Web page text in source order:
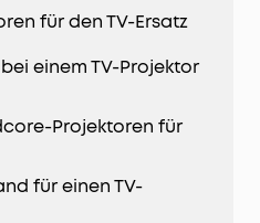
für den TV-Ersatz
einem TV-Projektor
Projektoren für
für einen TV-